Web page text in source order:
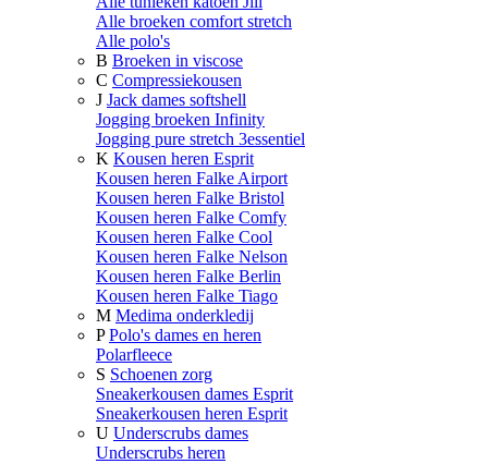
Alle broeken comfort stretch
Alle polo's
B Broeken in viscose
C Compressiekousen
J Jack dames softshell
Jogging broeken Infinity
Jogging pure stretch 3essentiel
K Kousen heren Esprit
Kousen heren Falke Airport
Kousen heren Falke Bristol
Kousen heren Falke Comfy
Kousen heren Falke Cool
Kousen heren Falke Nelson
Kousen heren Falke Berlin
Kousen heren Falke Tiago
M Medima onderkledij
P Polo's dames en heren
Polarfleece
S Schoenen zorg
Sneakerkousen dames Esprit
Sneakerkousen heren Esprit
U Underscrubs dames
Underscrubs heren